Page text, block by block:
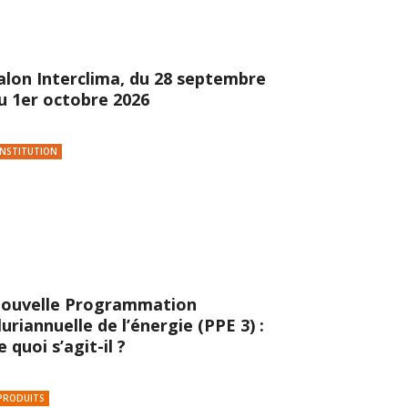
Interclima, du 28 septembre
1er octobre 2026
Programmation
de l’énergie (PPE 3) :
quoi s’agit-il ?